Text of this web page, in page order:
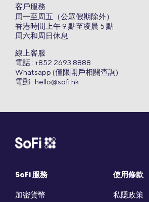
SoFi 服務
加密貨幣
使用條款
私隱政策
客戶服務
周一至周五（公眾假期除外）
香港時間上午 9 點至凌晨 5 點
周六和周日休息
線上客服
電話 : +852 2693 8888
Whatsapp (僅限開戶相關查詢)
電郵 : hello@sofi.hk